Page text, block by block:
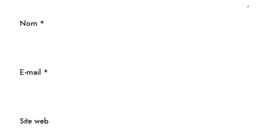
Nom *
E-mail *
Site web